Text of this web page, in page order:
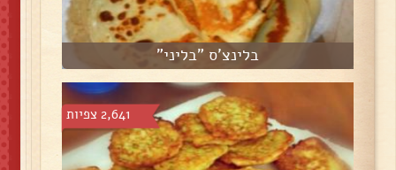
בלינצ'ס "בליני"
2,641 צפיות